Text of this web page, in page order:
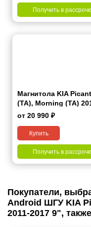
Получить в
Магнитола KIA
(TA), Morning (TA)
2017 7 дюймов - 10.1
от 20 990 ₽
Купить
Получить в
Покупатели,
Android ШГУ KIA
2011-2017 9",